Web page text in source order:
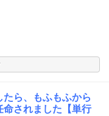
ら、もふもふから
命されました【単行